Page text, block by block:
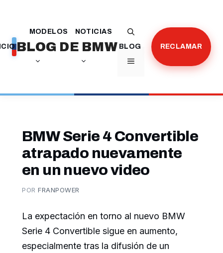
contenido
BLOG DE BMW
MENÚ
MODELOS
NOTICIAS
BLOG
RECLAMAR
BMW Serie 4 Convertible
atrapado nuevamente
en un nuevo video
PORFRANPOWER
La expectación en torno al nuevo BMW
Serie 4 Convertible sigue en aumento,
especialmente tras la difusión de un